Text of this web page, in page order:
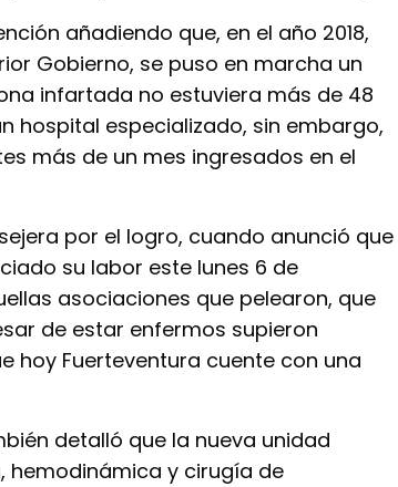
añadiendo que, en el año 2018,
Gobierno, se puso en marcha un
infartada no estuviera más de 48
hospital especializado, sin embargo,
más de un mes ingresados en el
por el logro, cuando anunció que
su labor este lunes 6 de
asociaciones que pelearon, que
de estar enfermos supieron
hoy Fuerteventura cuente con una
detalló que la nueva unidad
hemodinámica y cirugía de